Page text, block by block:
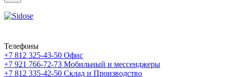
Телефоны
+7 812 325-43-50 Офис
+7 921 766-72-73 Мобильный и мессенджеры
+7 812 335-42-50 Склад и Производство